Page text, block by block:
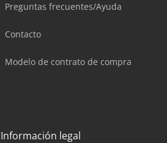
Preguntas frecuentes/Ayuda
Contacto
Modelo de contrato de compra
Información legal